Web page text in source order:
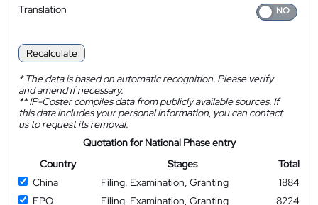
Translation
Recalculate
*The data is based on automatic recognition. Please verify
and amend if necessary.
**IP-Coster compiles data from publicly available sources. If
this data includes your personal information, you can contact
us to request its removal.
Quotation for National Phase entry
Country
Stages
Total
China
Filing, Examination, Granting
1884
EPO
Filing, Examination, Granting
8224